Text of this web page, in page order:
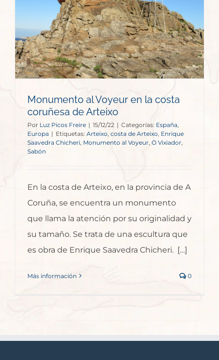
Monumento al Voyeur en la costa
coruñesa de Arteixo
Por Luz Picos Freire | 15/12/22 | Categorías: España,
Europa | Etiquetas: Arteixo costa de Arteixo, Enrique
Saavedra Chicheri, Monumento al Voyeur, O Vixiador,
Sabón
En la costa de Arteixo, en la provincia de A
Coruña, se encuentra un monumento
que llama la atención por su originalidad y
su tamaño. Se trata de una escultura que
es obra de Enrique Saavedra Chicheri. […]
Más información 0